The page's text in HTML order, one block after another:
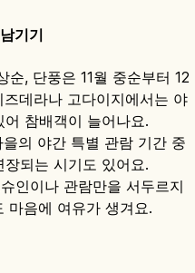
기기
, 단풍은 11월 중순부터 12
데라나 고다이지에서는 야
참배객이 늘어나요.
의 야간 특별 관람 기간 중
되는 시기도 있어요.
인이나 관람만을 서두르지
마음에 여유가 생겨요.